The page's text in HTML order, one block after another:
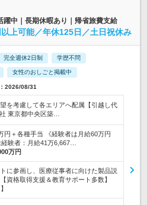
躍中｜長期休暇あり｜帰省旅費支給
上可能／年休125日／土日祝休み
完全週休2日制 学歴不問
女性のおしごと掲載中
2026/08/31
を考慮して各エリアへ配属【引越し代
東京都中央区築…
円＋各種手当 《経験者は月給60万円
験者：月給41万6,667…
万円
に参画し、医療従事者に向けた製品説
資格取得支援＆教育サポート多数】